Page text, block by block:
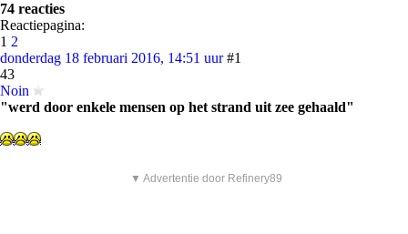
74 reacties
Reactiepagina:
1 2
donderdag 18 februari 2016, 14:51 uur #1
43
Noin
"werd door enkele mensen op het strand uit zee gehaald"
▼ Advertentie door Refinery89